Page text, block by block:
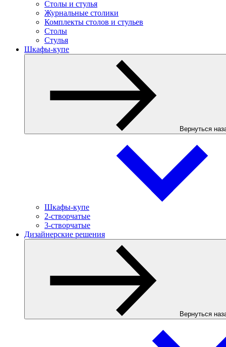
Столы и стулья
Журнальные столики
Комплекты столов и стульев
Столы
Стулья
Шкафы-купе
Вернуться
Шкафы-купе
2-створчатые
3-створчатые
Дизайнерские решения
Вернуться